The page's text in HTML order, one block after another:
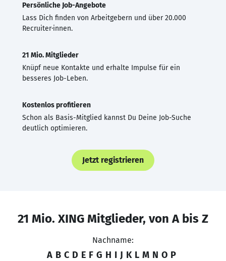
Persönliche Job-Angebote
Lass Dich finden von Arbeitgebern und über 20.000
Recruiter·innen.
21 Mio. Mitglieder
Knüpf neue Kontakte und erhalte Impulse für ein
besseres Job-Leben.
Kostenlos profitieren
Schon als Basis-Mitglied kannst Du Deine Job-Suche
deutlich optimieren.
Jetzt registrieren
21 Mio. XING Mitglieder, von A bis Z
Nachname:
A B C D E F G H I J K L M N O P